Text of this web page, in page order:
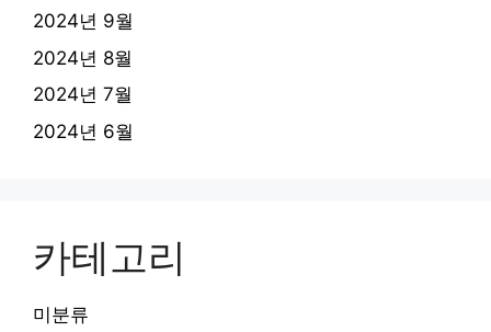
2024년 9월
2024년 8월
2024년 7월
2024년 6월
카테고리
미분류